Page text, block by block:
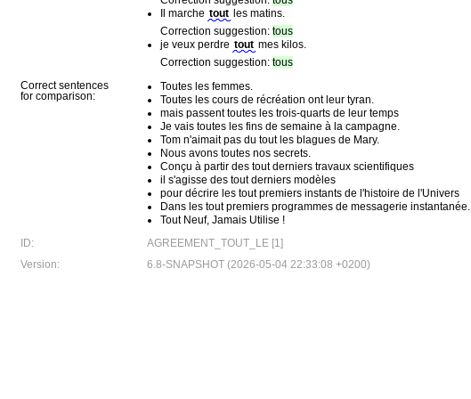
Il marche tout les matins.
Correction suggestion: tous
je veux perdre tout mes kilos.
Correction suggestion: tous
Correct sentences
for comparison:
Toutes les femmes.
Toutes les cours de récréation ont leur tyran.
mais passent toutes les trois-quarts de leur temps
Je vais toutes les fins de semaine à la campagne.
Tom n'aimait pas du tout les blagues de Mary.
Nous avons toutes nos secrets.
Conçu à partir des tout derniers travaux scientifiques
il s'agisse des tout derniers modèles
pour décrire les tout premiers instants de l'histoire de l'Univers
Dans les tout premiers programmes de messagerie instantanée.
Tout Neuf, Jamais Utilise !
ID:
AGREEMENT_TOUT_LE [1]
Version:
6.8-SNAPSHOT (2026-05-04 22:33:08 +0200)